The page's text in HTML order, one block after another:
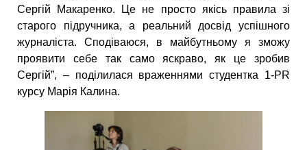
Сергій Макаренко. Це не просто якісь правила зі
старого підручника, а реальний досвід успішного
журналіста. Сподіваюся, в майбутньому я зможу
проявити себе так само яскраво, як це зробив
Сергій”, – поділилася враженнями студентка 1-PR
курсу Марія Калина.